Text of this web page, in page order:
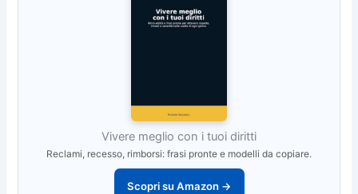
Vivere meglio con i tuoi diritti
Reclami, recesso, rimborsi: frasi pronte e modelli da copiare.
Scopri su Amazon →